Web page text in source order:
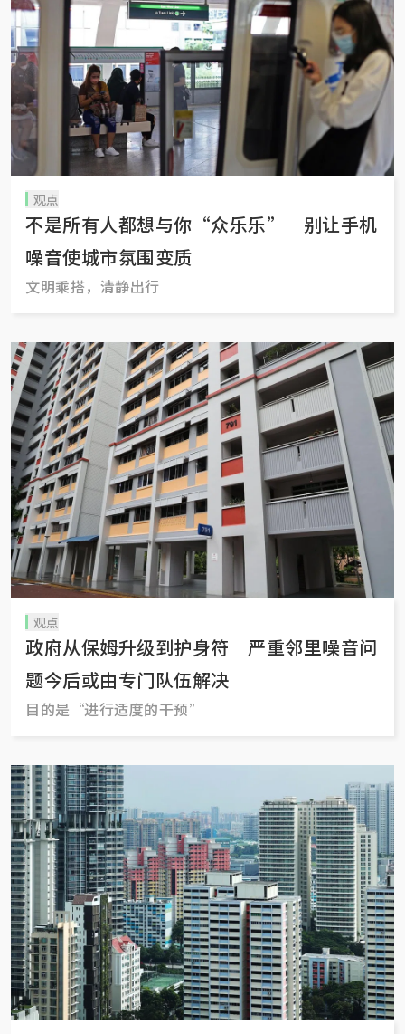
观点
不是所有人都想与你“众乐乐” 别让手机
噪音使城市氛围变质
文明乘搭，清静出行
观点
政府从保姆升级到护身符 严重邻里噪音问
题今后或由专门队伍解决
目的是“进行适度的干预”